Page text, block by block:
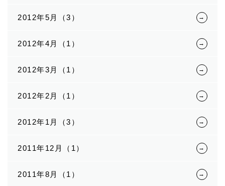
2012年5月（3）
2012年4月（1）
2012年3月（1）
2012年2月（1）
2012年1月（3）
2011年12月（1）
2011年8月（1）